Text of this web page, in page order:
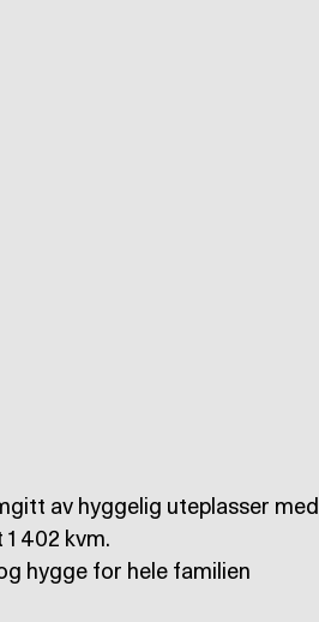
av hyggelig uteplasser med
402 kvm.
hygge for hele familien